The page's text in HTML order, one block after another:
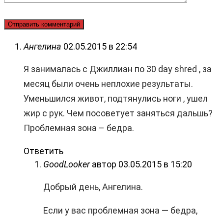
Ангелина 02.05.2015 в 22:54
Я занималась с Джиллиан по 30 day shred , за
месяц были очень неплохие результаты.
Уменьшился живот, подтянулись ноги , ушел
жир с рук. Чем посоветует заняться дальшь?
Проблемная зона – бедра.
Ответить
GoodLooker автор 03.05.2015 в 15:20
Добрый день, Ангелина.
Если у вас проблемная зона — бедра,